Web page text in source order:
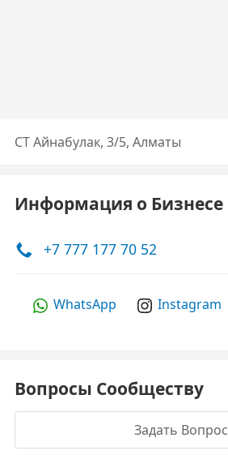
​СТ Айнабулак, 3/5, Алматы
Информация о Бизнесе
+7 777 177 70 52
WhatsApp Instagram
Вопросы Сообществу
Задать Вопрос